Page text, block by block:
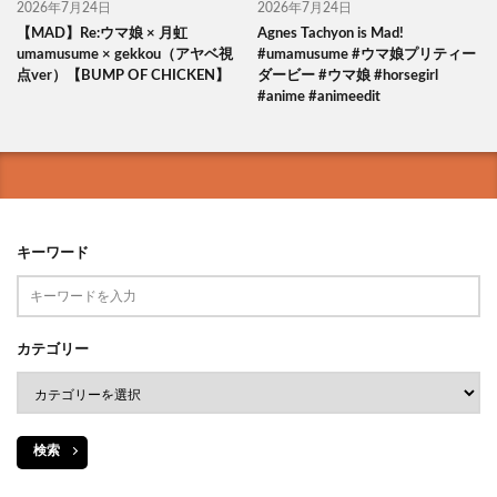
2026年7月24日
【MAD】Re:ウマ娘 × 月虹
umamusume × gekkou（アヤベ視
点ver）【BUMP OF CHICKEN】
2026年7月24日
Agnes Tachyon is Mad!
#umamusume #ウマ娘プリティー
ダービー #ウマ娘 #horsegirl
#anime #animeedit
キーワード
カテゴリー
検索